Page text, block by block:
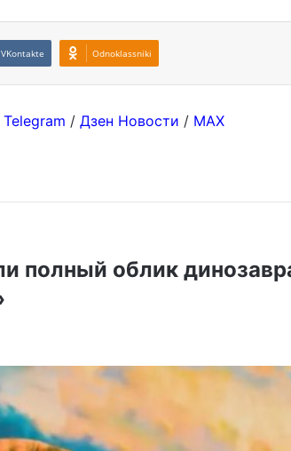
VKontakte Odnoklassniki
Telegram / Дзен Новости / MAX